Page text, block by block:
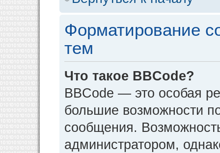
Форматирование
тем
Что такое BBCode?
BBCode — это особая
большие возможности
сообщения.
администратором,